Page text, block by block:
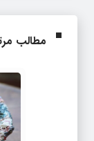
مطالب